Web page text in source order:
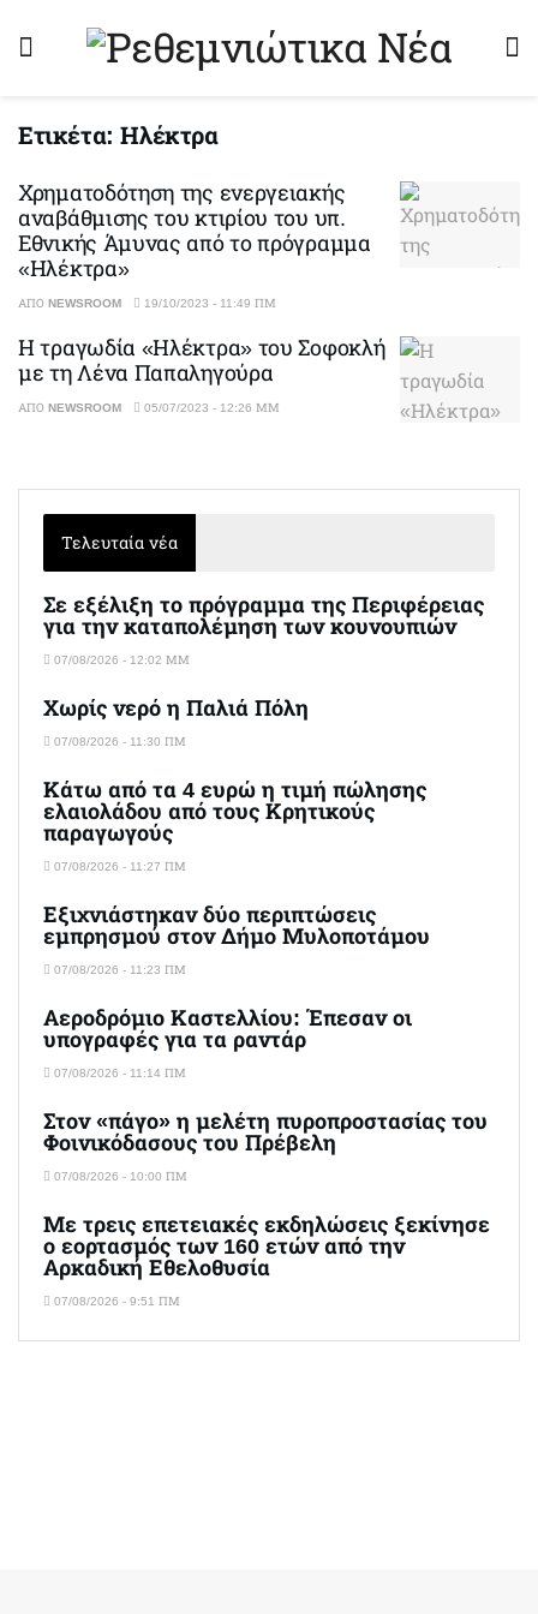
Ετικέτα:Ηλέκτρα
Χρηματοδότηση της ενεργειακής
αναβάθμισης του κτιρίου του υπ.
Εθνικής Άμυνας από το πρόγραμμα
«Ηλέκτρα»
ΑΠΌ NEWSROOM 19/10/2023 - 11:49 ΠΜ
Η τραγωδία «Ηλέκτρα» του Σοφοκλή
με τη Λένα Παπαληγούρα
ΑΠΌ NEWSROOM 05/07/2023 - 12:26 ΜΜ
Τελευταία νέα
Σε εξέλιξη το πρόγραμμα της Περιφέρειας
για την καταπολέμηση των κουνουπιών
07/08/2026 - 12:02 ΜΜ
Χωρίς νερό η Παλιά Πόλη
07/08/2026 - 11:30 ΠΜ
Κάτω από τα 4 ευρώ η τιμή πώλησης
ελαιολάδου από τους Κρητικούς
παραγωγούς
07/08/2026 - 11:27 ΠΜ
Εξιχνιάστηκαν δύο περιπτώσεις
εμπρησμού στον Δήμο Μυλοποτάμου
07/08/2026 - 11:23 ΠΜ
Αεροδρόμιο Καστελλίου: Έπεσαν οι
υπογραφές για τα ραντάρ
07/08/2026 - 11:14 ΠΜ
Στον «πάγο» η μελέτη πυροπροστασίας του
Φοινικόδασους του Πρέβελη
07/08/2026 - 10:00 ΠΜ
Με τρεις επετειακές εκδηλώσεις ξεκίνησε
ο εορτασμός των 160 ετών από την
Αρκαδική Εθελοθυσία
07/08/2026 - 9:51 ΠΜ